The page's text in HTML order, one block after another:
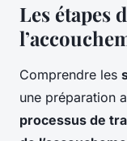
Les étapes
Comprendre les
une préparation
processus de